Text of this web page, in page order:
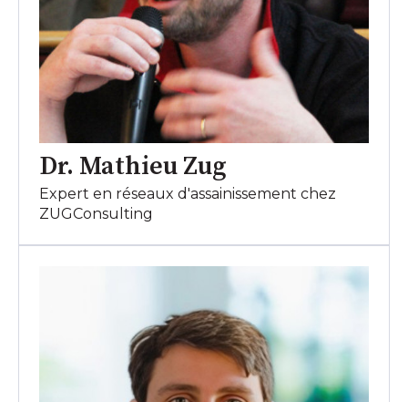
Dr. Mathieu Zug
Expert en réseaux d'assainissement chez
ZUGConsulting